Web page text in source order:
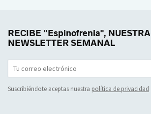
RECIBE "Espinofrenia", NUESTRA
NEWSLETTER SEMANAL
Suscribiéndote aceptas nuestra política de privacidad